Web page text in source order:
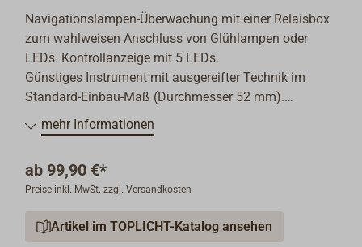
Navigationslampen-Überwachung mit einer Relaisbox
zum wahlweisen Anschluss von Glühlampen oder
LEDs. Kontrollanzeige mit 5 LEDs.
Günstiges Instrument mit ausgereifter Technik im
Standard-Einbau-Maß (Durchmesser 52 mm).
Das Design ist anpassbar, da die Frontringe durch den
Bajonettverschluss sehr einfach auszuwechseln sind.
möglich.
Die Betriebspannung kann 12 V oder 24 V betragen.
mehr Informationen
ab 99,90 €*
Preise inkl. MwSt. zzgl. Versandkosten
Artikel im TOPLICHT-Katalog ansehen